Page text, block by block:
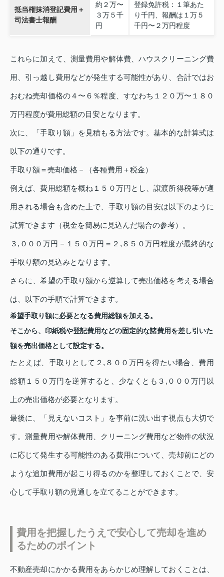
抵当権抹消登記費用＋
司法書士報酬
約２万〜
３万５千
円
登録免許税：１筆あた
り千円、報酬は１万５
千円〜２万円程度
これらに加えて、測量費用や解体費、ハウスクリーニング費
用、引っ越し費用などが発生する可能性があり、合計ではお
おむね売却価格の４〜６％程度、すなわち１２０万〜１８０
万円程度が費用総額の目安となります。
次に、「手取り額」を見積もる方法です。基本的な計算式は
以下の通りです。
手取り額＝売却価格－（各種費用＋税金）
例えば、費用総額を概ね１５０万円とし、譲渡所得税等が適
用される場合も含めた上で、手取り額の目安は以下のように
試算できます（税金を簡易に見込んだ場合の参考）。
３,０００万円－１５０万円＝２,８５０万円程度が最終的な
手取り額の見込みとなります。
さらに、希望の手取り額から逆算して売出価格を考える場合
は、以下の手順で計算できます。
希望手取り額に必要となる費用総額を加える。
そこから、印紙税や登記費用などの固定的な諸費用を差し引いた
額を売出価格として設定する。
たとえば、手取りとして２,８００万円を得たい場合、費用
総額１５０万円を逆算すると、少なくとも３,０００万円以
上の売出価格が必要となります。
最後に、「見えないコスト」を事前に洗い出す視点も大切で
す。測量費用や解体費用、クリーニング費用など物件の状況
に応じて発生する可能性のある費用について、売却前にどの
ような追加費用が起こり得るのかを整理しておくことで、安
心して手取り額の見通しを立てることができます。
費用を把握したうえで安心して売却を進め
るためのポイント
不動産売却にかかる費用をあらかじめ理解しておくことは、